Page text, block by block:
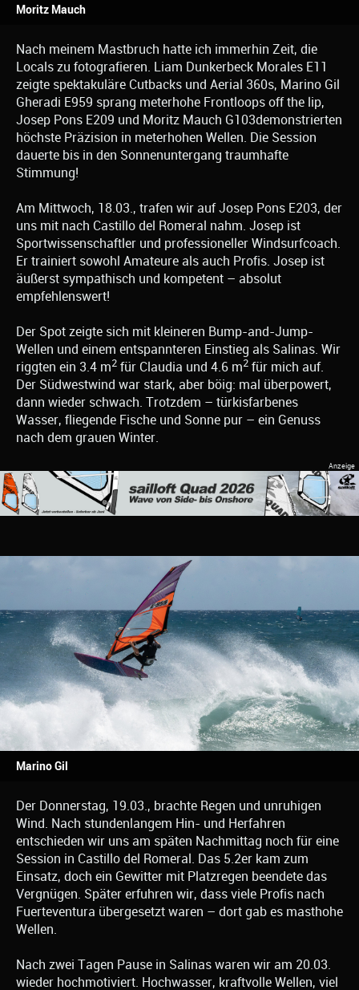
Moritz Mauch
Nach meinem Mastbruch hatte ich immerhin Zeit, die
Locals zu fotografieren. Liam Dunkerbeck Morales E11
zeigte spektakuläre Cutbacks und Aerial 360s, Marino Gil
Gheradi E959 sprang meterhohe Frontloops off the lip,
Josep Pons E209 und Moritz Mauch G103demonstrierten
höchste Präzision in meterhohen Wellen. Die Session
dauerte bis in den Sonnenuntergang traumhafte
Stimmung!
Am Mittwoch, 18.03., trafen wir auf Josep Pons E203, der
uns mit nach Castillo del Romeral nahm. Josep ist
Sportwissenschaftler und professioneller Windsurfcoach.
Er trainiert sowohl Amateure als auch Profis. Josep ist
äußerst sympathisch und kompetent – absolut
empfehlenswert!
Der Spot zeigte sich mit kleineren Bump-and-Jump-
Wellen und einem entspannteren Einstieg als Salinas. Wir
riggten ein 3.4 m2 für Claudia und 4.6 m2 für mich auf.
Der Südwestwind war stark, aber böig: mal überpowert,
dann wieder schwach. Trotzdem – türkisfarbenes
Wasser, fliegende Fische und Sonne pur – ein Genuss
nach dem grauen Winter.
Marino Gil
Der Donnerstag, 19.03., brachte Regen und unruhigen
Wind. Nach stundenlangem Hin- und Herfahren
entschieden wir uns am späten Nachmittag noch für eine
Session in Castillo del Romeral. Das 5.2er kam zum
Einsatz, doch ein Gewitter mit Platzregen beendete das
Vergnügen. Später erfuhren wir, dass viele Profis nach
Fuerteventura übergesetzt waren – dort gab es masthohe
Wellen.
Nach zwei Tagen Pause in Salinas waren wir am 20.03.
wieder hochmotiviert. Hochwasser, kraftvolle Wellen, viel